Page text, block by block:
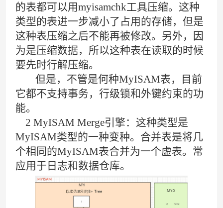
的表都可以用myisamchk工具压缩。这种
类型的表进一步减小了占用的存储，但是
这种表压缩之后不能再被修改。另外，因
为是压缩数据，所以这种表在读取的时候
要先时行解压缩。
但是，不管是何种MyISAM表，目前
它都不支持事务，行级锁和外键约束的功
能。
2 MyISAM Merge引擎：这种类型是
MyISAM类型的一种变种。合并表是将几
个相同的MyISAM表合并为一个虚表。常
应用于日志和数据仓库。